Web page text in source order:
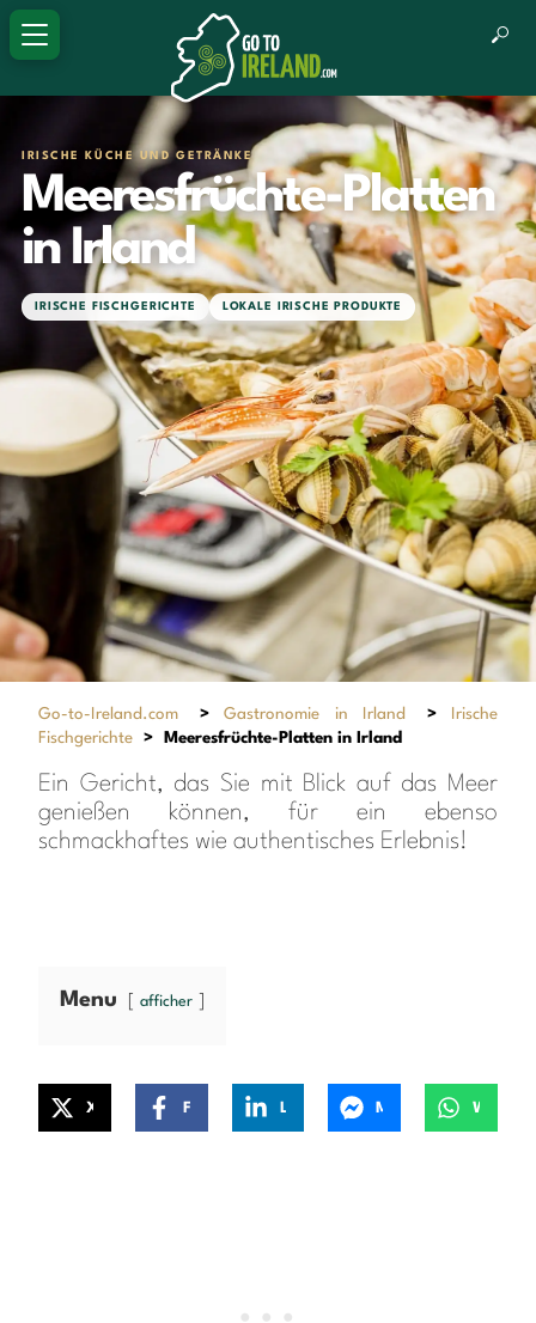
IRISCHE KÜCHE UND GETRÄNKE
Meeresfrüchte-Platten
in Irland
IRISCHE FISCHGERICHTE LOKALE IRISCHE PRODUKTE
Go-to-Ireland.com > Gastronomie in Irland >
Irische
Fischgerichte
> Meeresfrüchte-Platten in Irland
Ein Gericht, das Sie mit Blick auf das Meer
genießen können, für ein ebenso
schmackhaftes wie authentisches Erlebnis!
Menu afficher